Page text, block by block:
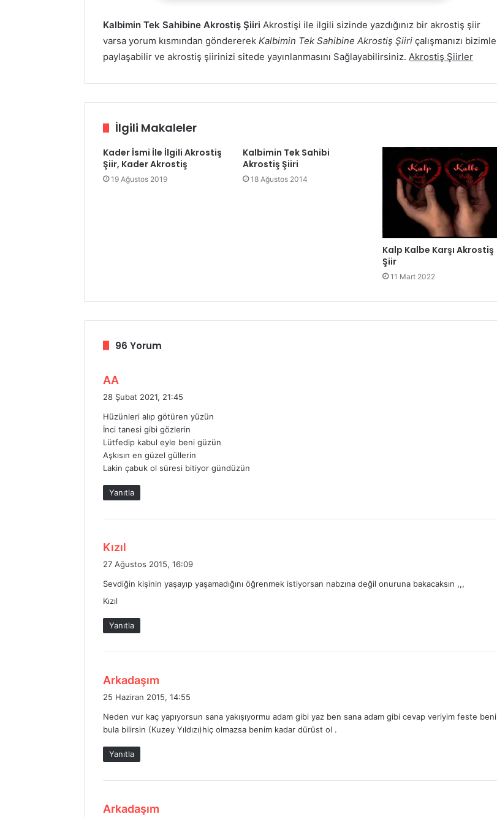
Kalbimin Tek Sahibine Akrostiş Şiiri Akrostişi ile ilgili sizinde yazdığınız bir akrostiş şiir
varsa yorum kısmından göndererek Kalbimin Tek Sahibine Akrostiş Şiiri çalışmanızı bizimle
paylaşabilir ve akrostiş şiirinizi sitede yayınlanmasını Sağlayabilirsiniz. Akrostiş Şiirler
İlgili Makaleler
Kader İsmi İle İlgili Akrostiş
Şiir, Kader Akrostiş
19 Ağustos 2019
Kalbimin Tek Sahibi
Akrostiş Şiiri
18 Ağustos 2014
Kalp Kalbe Karşı Akrostiş
Şiir
11 Mart 2022
96 Yorum
AA
i
k
i
:
28 Şubat 2021, 21:45
Hüzünleri alıp götüren yüzün
İnci tanesi gibi gözlerin
Lütfedip kabul eyle beni güzün
Aşkısın en güzel güllerin
Lakin çabuk ol süresi bitiyor gündüzün
Yanıtla
Kızıl
i
:
27 Ağustos 2015, 16:09
Sevdiğin kişinin yaşayıp yaşamadığını öğrenmek istiyorsan nabzına değil onuruna bakacaksın ,,,
Kızıl
Yanıtla
Arkadaşım
k
25 Haziran 2015, 14:55
Neden vur kaç yapıyorsun sana yakışıyormu adam gibi yaz ben sana adam gibi cevap veriyim feste beni
bula bilirsin (Kuzey Yıldızı)hiç olmazsa benim kadar dürüst ol .
Yanıtla
Arkadaşım